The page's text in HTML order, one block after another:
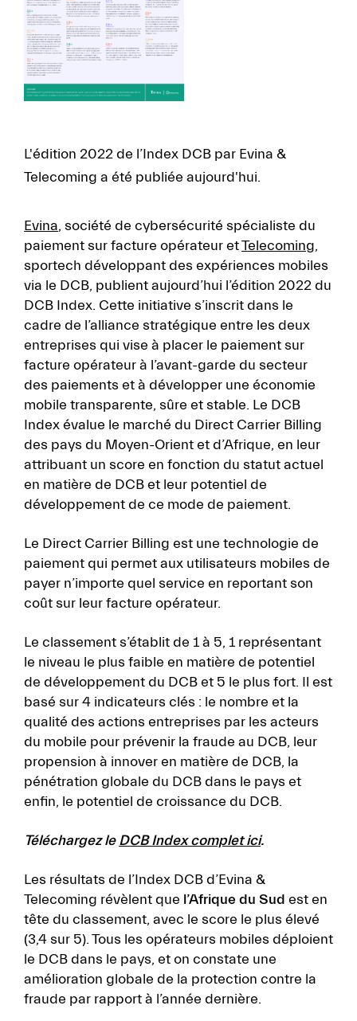
L'édition 2022 de l’Index DCB par Evina &
Telecoming a été publiée aujourd'hui.
Evina, société de cybersécurité spécialiste du
paiement sur facture opérateur etTelecoming,
sportech développant des expériences mobiles
via le DCB, publient aujourd’hui l’édition 2022 du
DCB Index. Cette initiative s’inscrit dans le
cadre de l’alliance stratégique entre les deux
entreprises qui vise à placer le paiement sur
facture opérateur à l’avant-garde du secteur
des paiements et à développer une économie
mobile transparente, sûre et stable. Le DCB
Index évalue le marché du Direct Carrier Billing
des pays du Moyen-Orient et d’Afrique, en leur
attribuant un score en fonction du statut actuel
en matière de DCB et leur potentiel de
développement de ce mode de paiement.
Le Direct Carrier Billing est une technologie de
paiement qui permet aux utilisateurs mobiles de
payer n’importe quel service en reportant son
coût sur leur facture opérateur.
Le classement s’établit de 1 à 5, 1 représentant
le niveau le plus faible en matière de potentiel
de développement du DCB et 5 le plus fort. Il est
basé sur 4 indicateurs clés : le nombre et la
qualité des actions entreprises par les acteurs
du mobile pour prévenir la fraude au DCB, leur
propension à innover en matière de DCB, la
pénétration globale du DCB dans le pays et
enfin, le potentiel de croissance du DCB.
Téléchargez leDCB Index complet ici.
Les résultats de l’Index DCB d’Evina &
Telecoming révèlent que l’Afrique du Sud est en
tête du classement, avec le score le plus élevé
(3,4 sur 5). Tous les opérateurs mobiles déploient
le DCB dans le pays, et on constate une
amélioration globale de la protection contre la
fraude par rapport à l’année dernière.